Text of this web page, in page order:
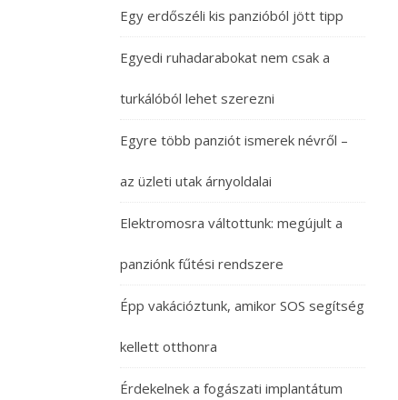
Egy erdőszéli kis panzióból jött tipp
Egyedi ruhadarabokat nem csak a
turkálóból lehet szerezni
Egyre több panziót ismerek névről –
az üzleti utak árnyoldalai
Elektromosra váltottunk: megújult a
panziónk fűtési rendszere
Épp vakációztunk, amikor SOS segítség
kellett otthonra
Érdekelnek a fogászati implantátum